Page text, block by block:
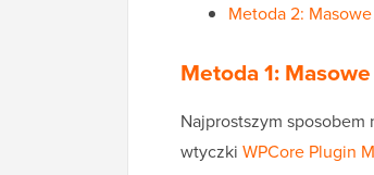
Metoda 2:
Metoda 1:
Najprostszym
wtyczki WPCore Plugin